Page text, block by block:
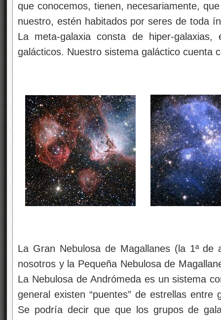
que conocemos, tienen, necesariamente,
nuestro, estén habitados por seres de toda
La meta-galaxia consta de hiper-
galácticos. Nuestro sistema galáctico cuenta
La Gran Nebulosa de Magallanes (la 1ª de
nosotros y la Pequeña Nebulosa de
La Nebulosa de Andrómeda es un sistema
general existen “puentes” de estrellas
Se podría decir que que los grupos de